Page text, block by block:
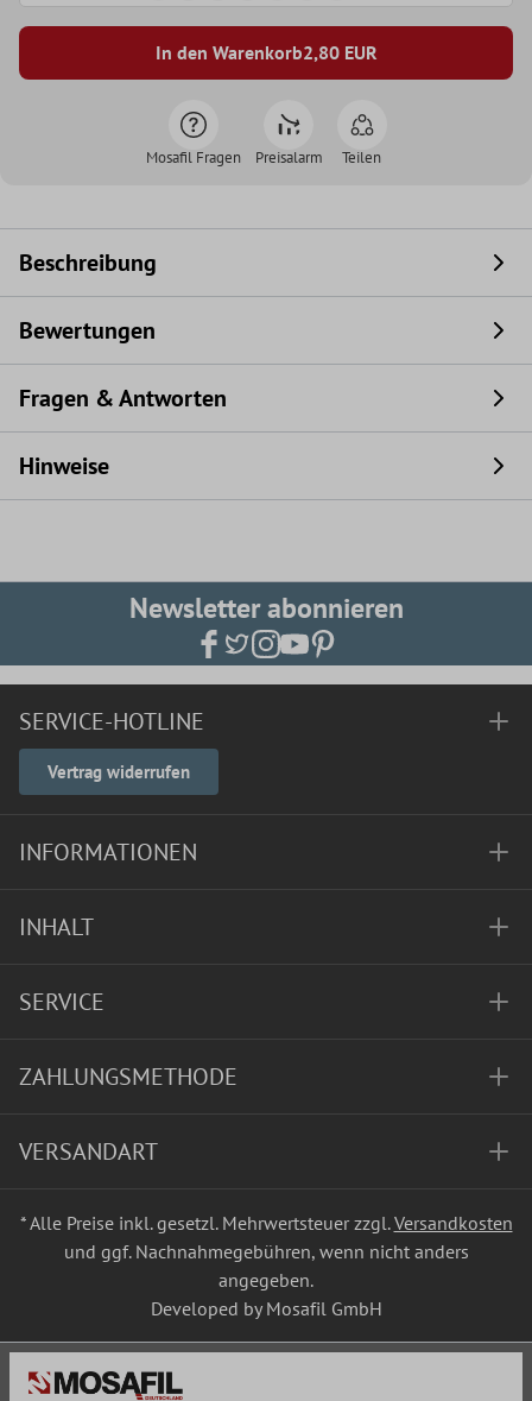
In den Warenkorb2,80EUR
Mosafil Fragen Preisalarm Teilen
Beschreibung
Bewertungen
Fragen & Antworten
Hinweise
Newsletter abonnieren
SERVICE-HOTLINE
Vertrag widerrufen
INFORMATIONEN
INHALT
SERVICE
ZAHLUNGSMETHODE
VERSANDART
* Alle Preise inkl. gesetzl. Mehrwertsteuer zzgl.Versandkosten
und ggf. Nachnahmegebühren, wenn nicht anders
angegeben.
Developed by Mosafil GmbH